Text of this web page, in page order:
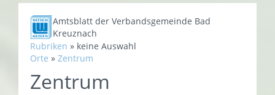
Amtsblatt der Verbandsgemeinde Bad
Kreuznach
Rubriken » keine Auswahl
Orte » Zentrum
Zentrum